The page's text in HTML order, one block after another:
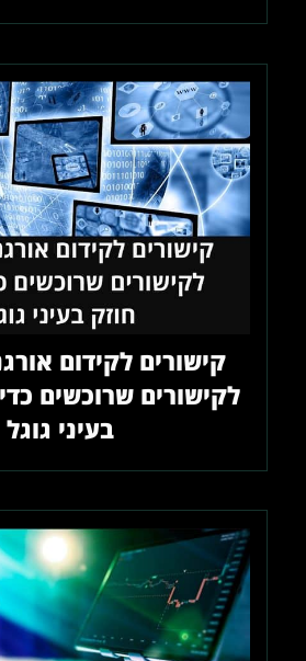
קישורים לקידום
לקישורים שרוכשים
בעיני גוגל